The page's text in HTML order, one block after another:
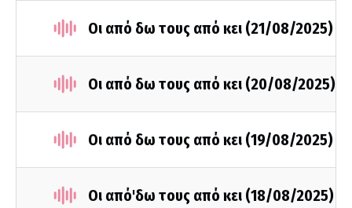
Οι από δω τους από κει (21/08/2025)
Οι από δω τους από κει (20/08/2025)
Οι από δω τους από κει (19/08/2025)
Οι από'δω τους από κει (18/08/2025)